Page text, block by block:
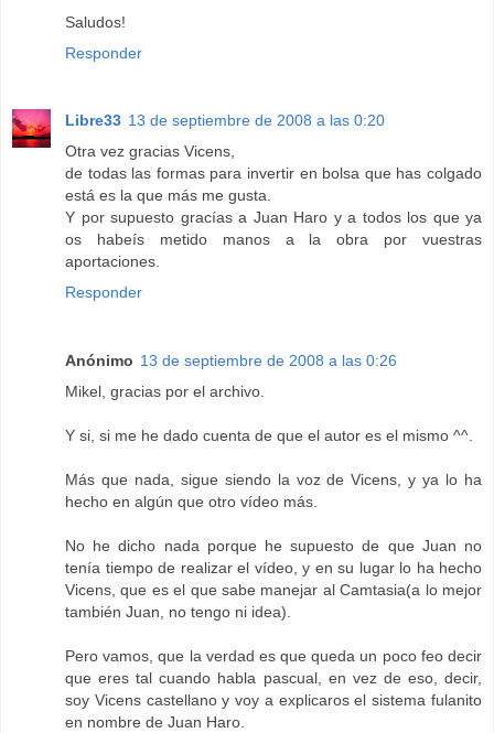
Saludos!
Responder
Libre33 13 de septiembre de 2008 a las 0:20
Otra vez gracias Vicens,
de todas las formas para invertir en bolsa que has colgado
está es la que más me gusta.
Y por supuesto gracías a Juan Haro y a todos los que ya
os habeís metido manos a la obra por vuestras
aportaciones.
Responder
Anónimo 13 de septiembre de 2008 a las 0:26
Mikel, gracias por el archivo.
Y si, si me he dado cuenta de que el autor es el mismo ^^.
Más que nada, sigue siendo la voz de Vicens, y ya lo ha
hecho en algún que otro vídeo más.
No he dicho nada porque he supuesto de que Juan no
tenía tiempo de realizar el vídeo, y en su lugar lo ha hecho
Vicens, que es el que sabe manejar al Camtasia(a lo mejor
también Juan, no tengo ni idea).
Pero vamos, que la verdad es que queda un poco feo decir
que eres tal cuando habla pascual, en vez de eso, decir,
soy Vicens castellano y voy a explicaros el sistema fulanito
en nombre de Juan Haro.